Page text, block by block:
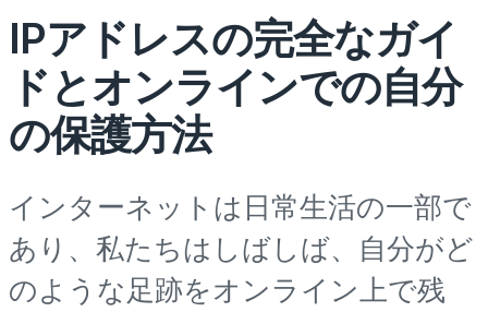
IPアドレスの完全なガイ
ドとオンラインでの自分
の保護方法
インターネットは日常生活の一部で
あり、私たちはしばしば、自分がど
のような足跡をオンライン上で残